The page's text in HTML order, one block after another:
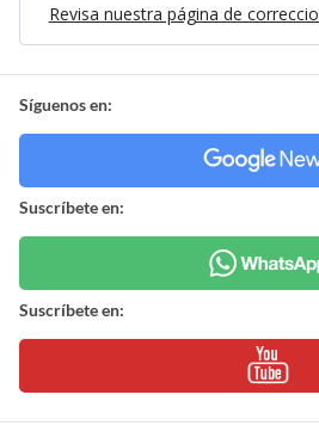
Revisa nuestra página de
Síguenos en:
Suscríbete en:
Suscríbete en: